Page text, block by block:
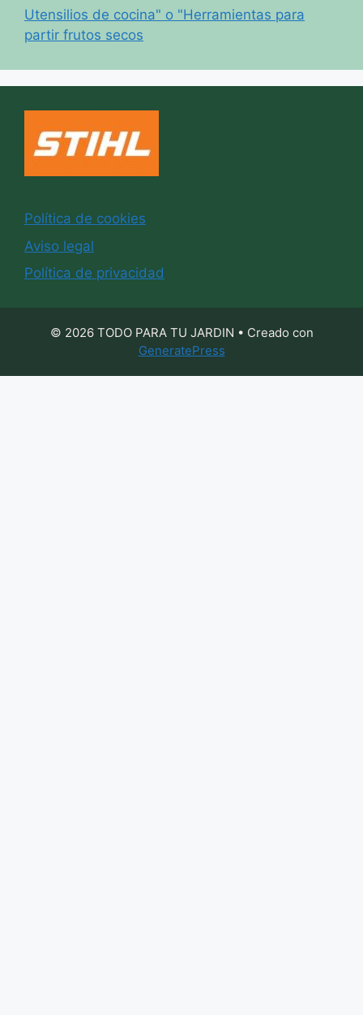
Utensilios de cocina" o "Herramientas para
partir frutos secos
Política de cookies
Aviso legal
Política de privacidad
© 2026 TODO PARA TU JARDIN • Creado con
GeneratePress